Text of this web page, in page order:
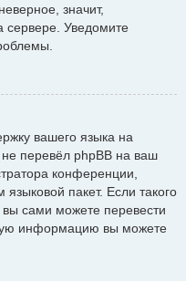
значит,
сервере. Уведомите
вашего языка на
перевёл phpBB на ваш
конференции,
пакет. Если такого
вы сами можете перевести
информацию вы можете